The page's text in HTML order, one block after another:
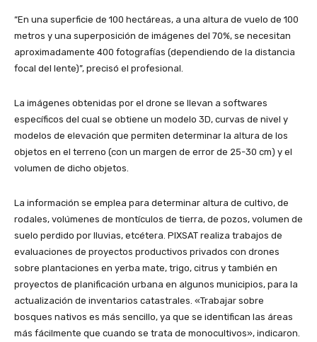
“En una superficie de 100 hectáreas, a una altura de vuelo de 100
metros y una superposición de imágenes del 70%, se necesitan
aproximadamente 400 fotografías (dependiendo de la distancia
focal del lente)”, precisó el profesional.
La imágenes obtenidas por el drone se llevan a softwares
específicos del cual se obtiene un modelo 3D, curvas de nivel y
modelos de elevación que permiten determinar la altura de los
objetos en el terreno (con un margen de error de 25-30 cm) y el
volumen de dicho objetos.
La información se emplea para determinar altura de cultivo, de
rodales, volúmenes de montículos de tierra, de pozos, volumen de
suelo perdido por lluvias, etcétera. PIXSAT realiza trabajos de
evaluaciones de proyectos productivos privados con drones
sobre plantaciones en yerba mate, trigo, citrus y también en
proyectos de planificación urbana en algunos municipios, para la
actualización de inventarios catastrales. «Trabajar sobre
bosques nativos es más sencillo, ya que se identifican las áreas
más fácilmente que cuando se trata de monocultivos», indicaron.